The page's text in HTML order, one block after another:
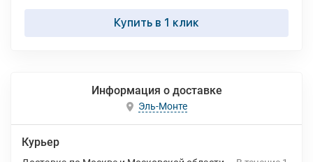
Купить в 1 клик
Информация о доставке
Эль-Монте
Курьер